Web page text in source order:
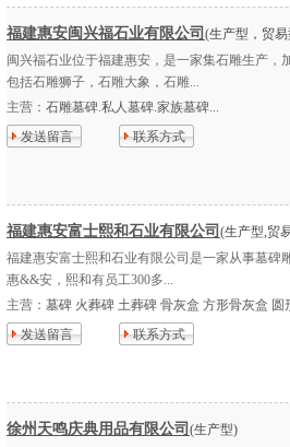
福建惠安闽兴福石业有限公司 (生产型，贸
闽兴福石业位于福建惠安，是一家集石雕生产
包括石雕狮子，石雕大象，石雕...
主营： 石雕墓碑.私人墓碑.家族墓碑...
发送留言
联系方式
福建惠安富士熙和石业有限公司 (生产型,贸
福建惠安富士熙和石业有限公司是一家从事墓碑
惠&&安，熙和有员工300多...
主营： 墓碑 火葬碑 土葬碑 骨灰盒 方形骨灰盒 圆
发送留言
联系方式
徐州天鸣庆典用品有限公司 (生产型)